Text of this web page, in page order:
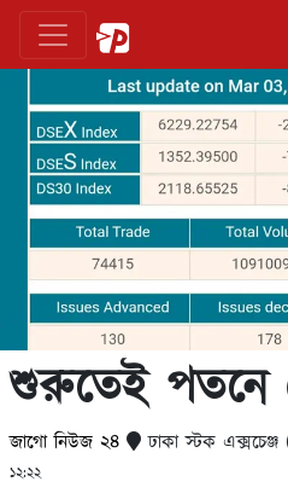
শুরুতেই পতনে
জাগো নিউজ ২৪ ঢাকা স্টক
১২:২২